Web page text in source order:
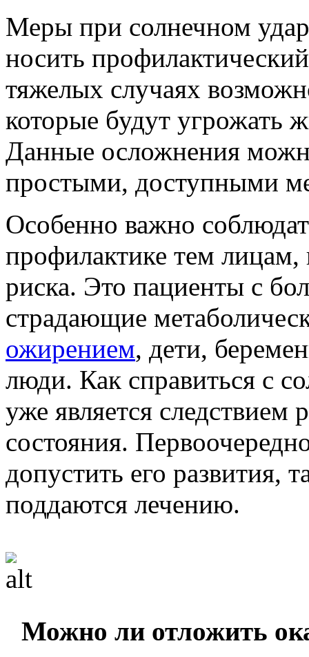
Меры при солнечном
носить
тяжелых случаях
которые будут угрожать
Данные осложнения
простыми, доступными
Особенно важно
профилактике тем лицам,
риска. Это пациенты с
страдающие
ожирением, дети,
люди. Как справиться с
уже является следствием
состояния.
допустить его развития,
поддаются лечению.
Можно ли отложить